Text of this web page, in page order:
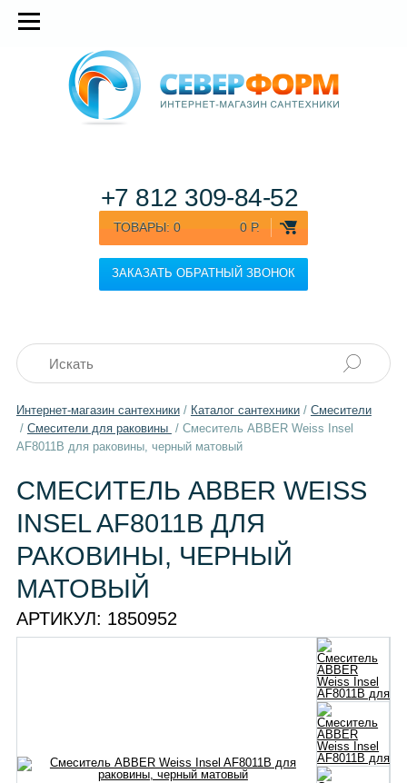
ТОВАРЫ: 0 0 Р.
ЗАКАЗАТЬ ОБРАТНЫЙ ЗВОНОК
+7 812 309-84-52
Интернет-магазин сантехники/ Каталог сантехники/ Смесители
/ Смесители для раковины / Смеситель ABBER Weiss Insel
AF8011B для раковины, черный матовый
СМЕСИТЕЛЬ ABBER WEISS
INSEL AF8011B ДЛЯ
РАКОВИНЫ, ЧЕРНЫЙ
МАТОВЫЙ
АРТИКУЛ: 1850952